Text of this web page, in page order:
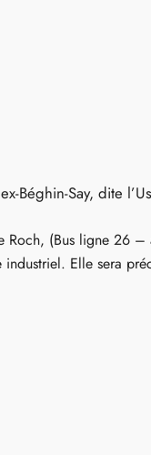
Béghin-Say, dite
Roch, (Bus ligne 26
industriel. Elle sera